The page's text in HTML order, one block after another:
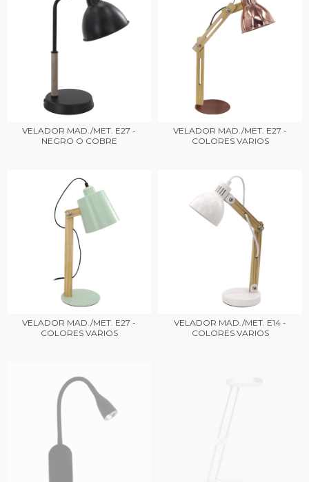
VELADOR MAD./MET. E27 -
NEGRO O COBRE
VELADOR MAD./MET. E27 -
COLORES VARIOS
VELADOR MAD./MET. E27 -
COLORES VARIOS
VELADOR MAD./MET. E14 -
COLORES VARIOS